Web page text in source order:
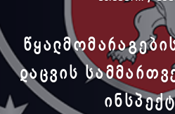
ᲓᲐᲪᲕᲘᲡ